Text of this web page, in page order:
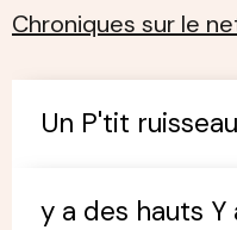
Chroniques sur le
Un P'tit
y a des hauts Y